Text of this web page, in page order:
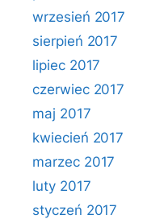
wrzesień 2017
sierpień 2017
lipiec 2017
czerwiec 2017
maj 2017
kwiecień 2017
marzec 2017
luty 2017
styczeń 2017